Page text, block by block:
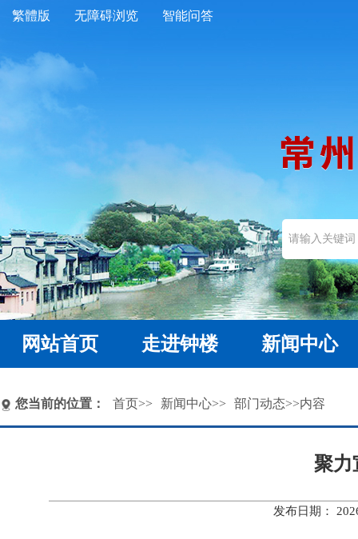
繁體版 无障碍浏览 智能问答
网站首页 走进钟楼 新闻中心
您当前的位置： 首页>> 新闻中心>> 部门动态>>内容
聚力
发布日期：